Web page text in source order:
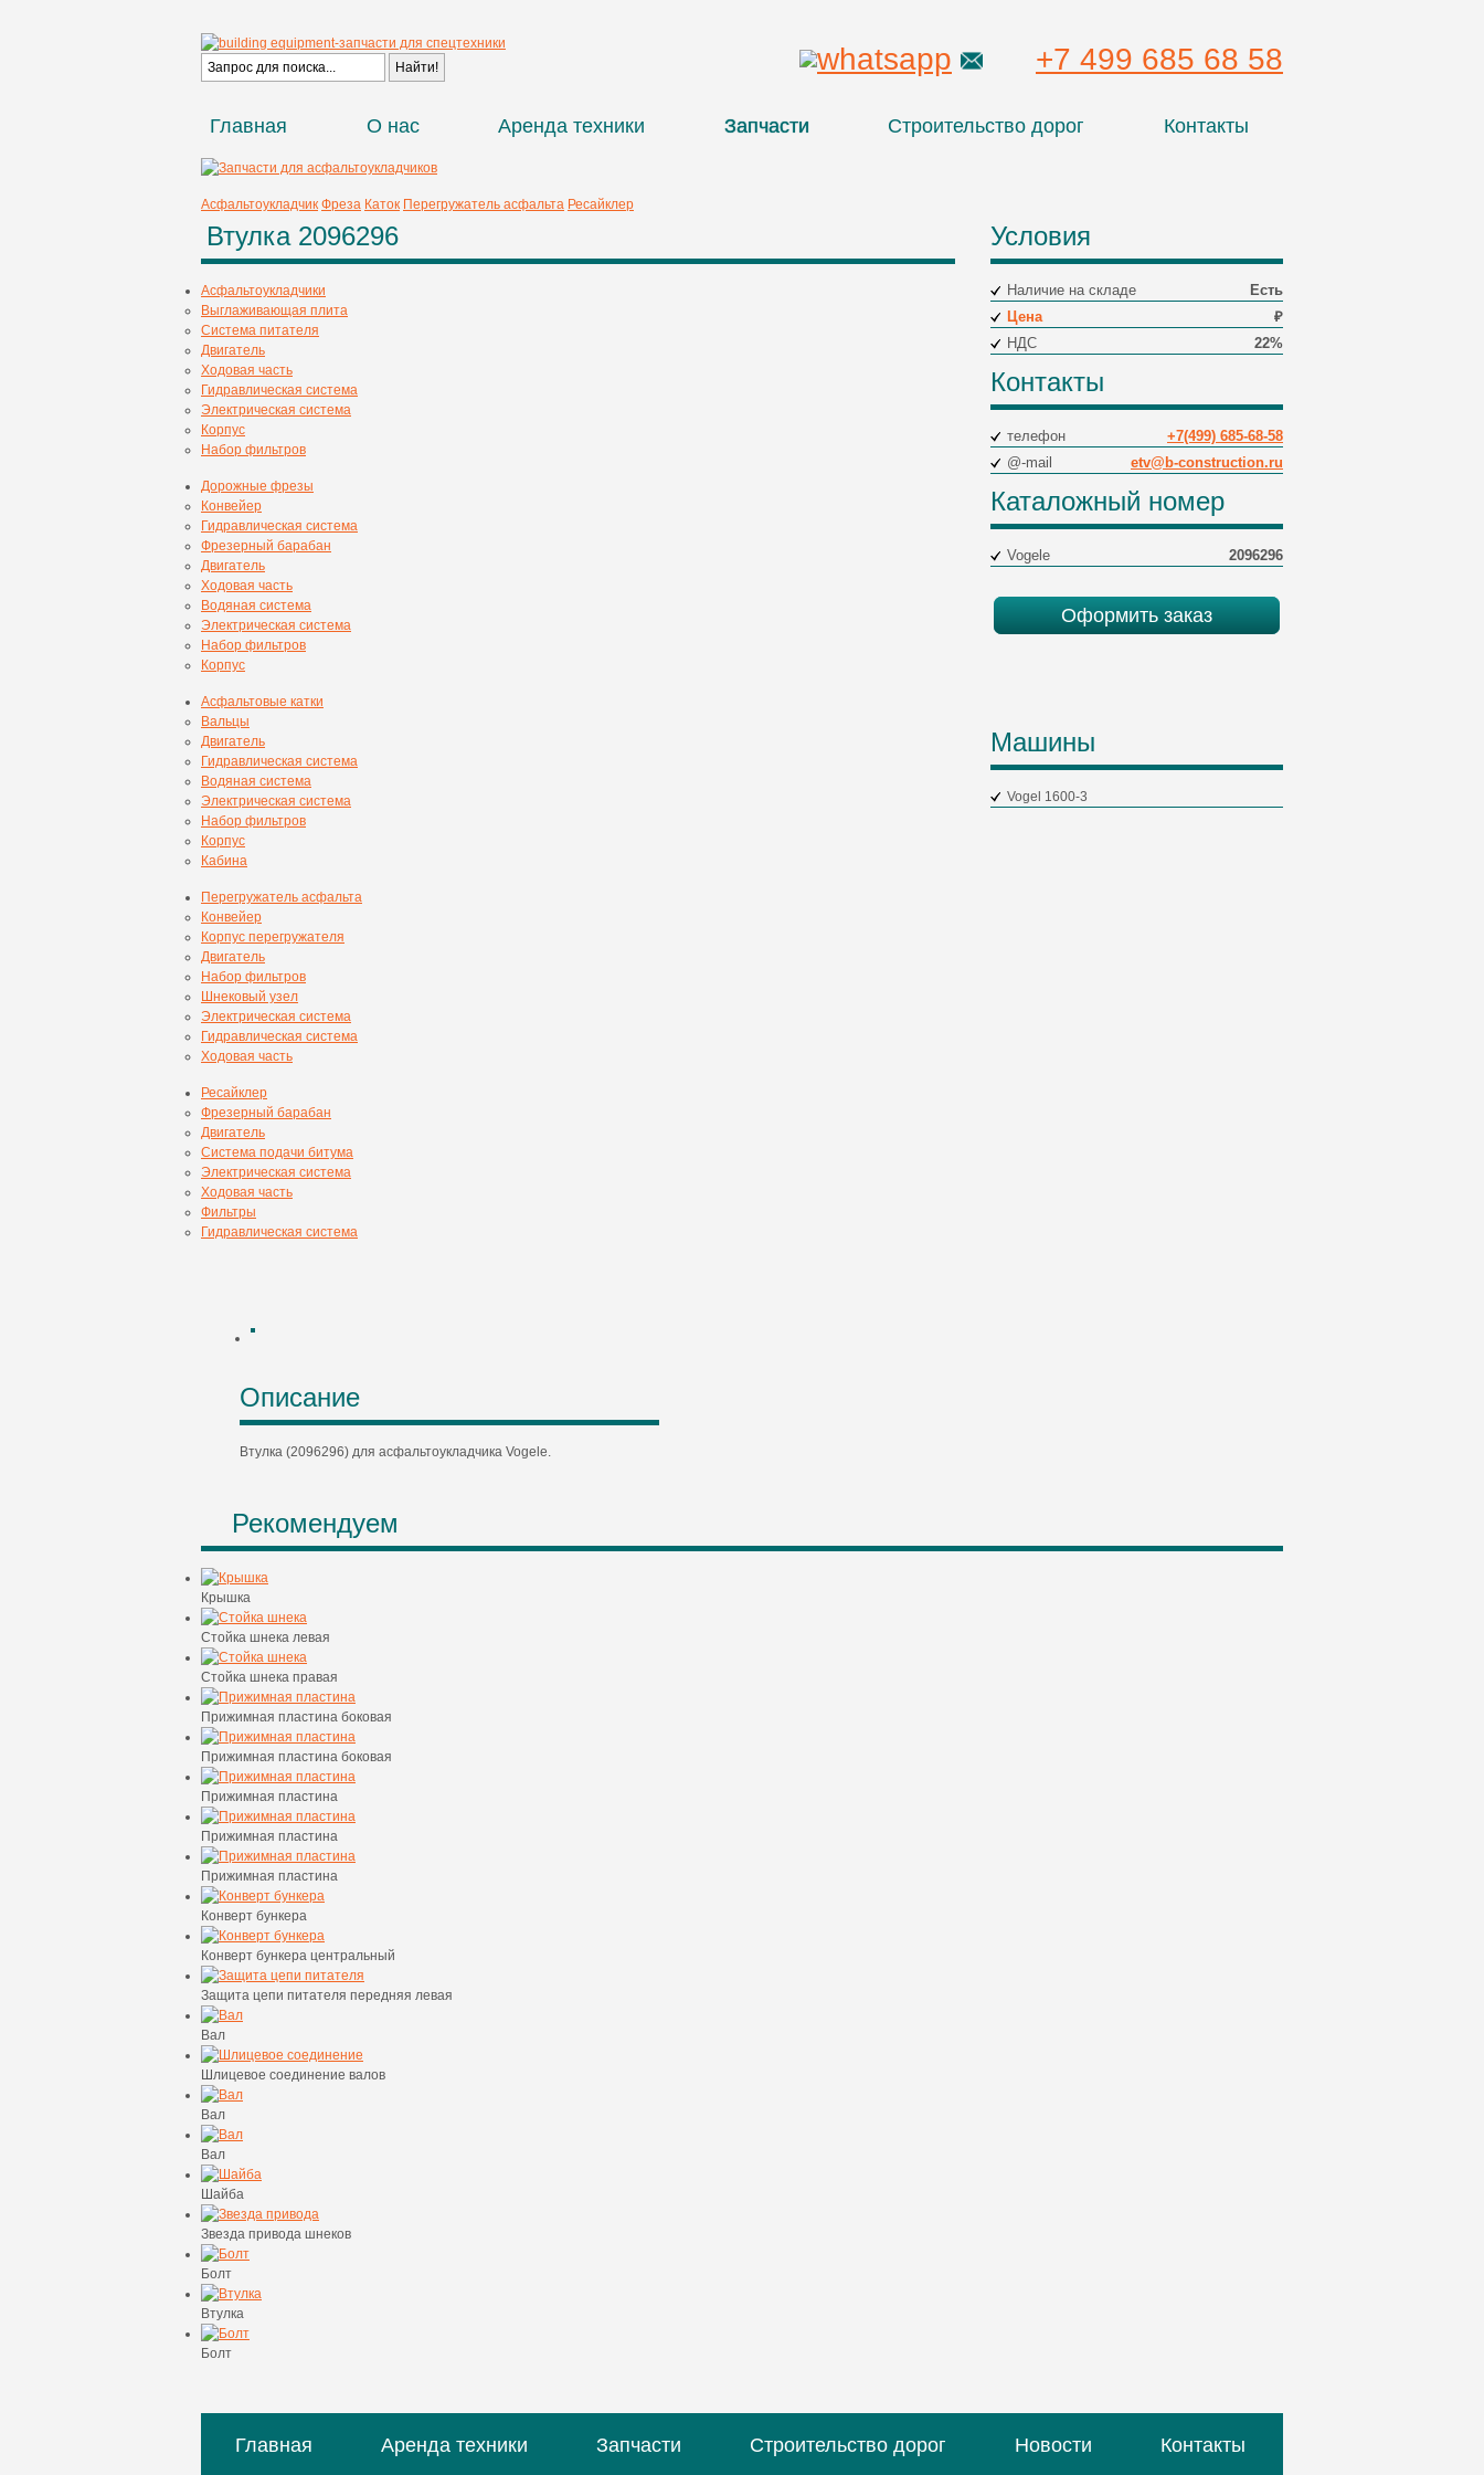
+7 499 685 68 58
Главная О нас Аренда техники Запчасти Строительство дорог Контакты
Асфальтоукладчик Фреза Каток Перегружатель асфальта Ресайклер
Втулка 2096296
Асфальтоукладчики
Выглаживающая плита
Система питателя
Двигатель
Ходовая часть
Гидравлическая система
Электрическая система
Корпус
Набор фильтров
Дорожные фрезы
Конвейер
Гидравлическая система
Фрезерный барабан
Двигатель
Ходовая часть
Водяная система
Электрическая система
Набор фильтров
Корпус
Асфальтовые катки
Вальцы
Двигатель
Гидравлическая система
Водяная система
Электрическая система
Набор фильтров
Корпус
Кабина
Перегружатель асфальта
Конвейер
Корпус перегружателя
Двигатель
Набор фильтров
Шнековый узел
Электрическая система
Гидравлическая система
Ходовая часть
Ресайклер
Фрезерный барабан
Двигатель
Система подачи битума
Электрическая система
Ходовая часть
Фильтры
Гидравлическая система
Описание
Втулка (2096296) для асфальтоукладчика Vogele.
Условия
Наличие на складе
Есть
Цена
₽
НДС
22%
Контакты
телефон
+7(499) 685-68-58
@-mail
etv@b-construction.ru
Каталожный номер
Vogele 2096296
Оформить заказ
Машины
Vogel 1600-3
Рекомендуем
Крышка
Стойка шнека левая
Стойка шнека правая
Прижимная пластина боковая
Прижимная пластина боковая
Прижимная пластина
Прижимная пластина
Прижимная пластина
Конверт бункера
Конверт бункера центральный
Защита цепи питателя передняя левая
Вал
Шлицевое соединение валов
Вал
Вал
Шайба
Звезда привода шнеков
Болт
Втулка
Болт
Главная Аренда техники Запчасти Строительство дорог Новости Контакты